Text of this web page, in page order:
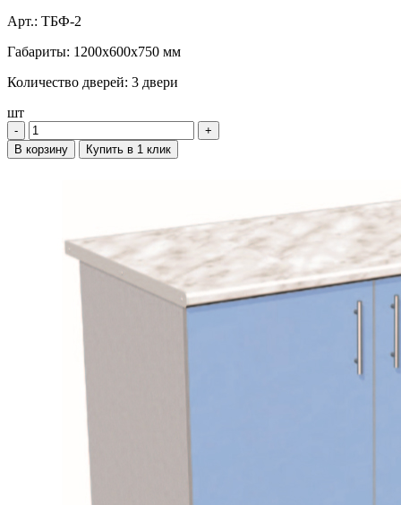
Арт.: ТБФ-2
Габариты: 1200х600х750 мм
Количество дверей: 3 двери
шт
‐
+
В корзину
Купить в 1 клик